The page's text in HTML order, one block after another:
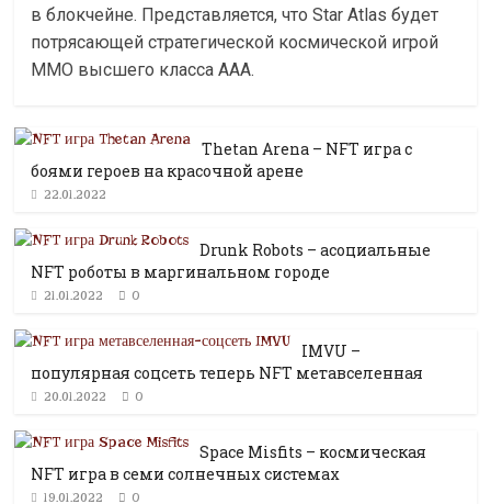
в блокчейне. Представляется, что Star Atlas будет
потрясающей стратегической космической игрой
MMO высшего класса ААА.
Thetan Arena – NFT игра с
боями героев на красочной арене
22.01.2022
Drunk Robots – асоциальные
NFT роботы в маргинальном городе
21.01.2022 0
IMVU –
популярная соцсеть теперь NFT метавселенная
20.01.2022 0
Space Misfits – космическая
NFT игра в семи солнечных системах
19.01.2022 0